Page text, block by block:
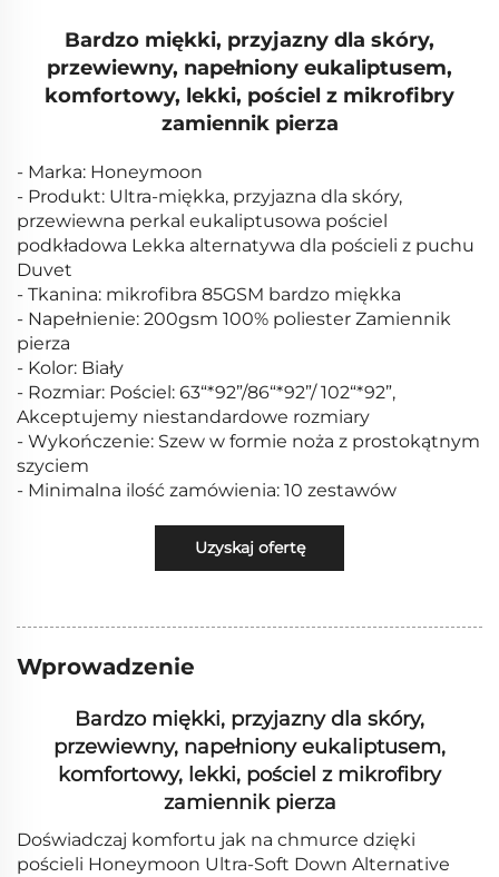
Bardzo miękki, przyjazny dla skóry,
przewiewny, napełniony eukaliptusem,
komfortowy, lekki, pościel z mikrofibry
zamiennik pierza
- Marka: Honeymoon
- Produkt: Ultra-miękka, przyjazna dla skóry,
przewiewna perkal eukaliptusowa pościel
podkładowa Lekka alternatywa dla pościeli z puchu
Duvet
- Tkanina: mikrofibra 85GSM bardzo miękka
- Napełnienie: 200gsm 100% poliester Zamiennik
pierza
- Kolor: Biały
- Rozmiar: Pościel: 63“*92”/86“*92”/ 102“*92”,
Akceptujemy niestandardowe rozmiary
- Wykończenie: Szew w formie noża z prostokątnym
szyciem
- Minimalna ilość zamówienia: 10 zestawów
Uzyskaj ofertę
Wprowadzenie
Bardzo miękki, przyjazny dla skóry,
przewiewny, napełniony eukaliptusem,
komfortowy, lekki, pościel z mikrofibry
zamiennik pierza
Doświadczaj komfortu jak na chmurce dzięki
pościeli Honeymoon Ultra-Soft Down Alternative